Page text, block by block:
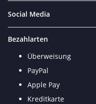
Social Media
Bezahlarten
Überweisung
PayPal
Apple Pay
Kreditkarte